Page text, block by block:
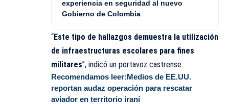
experiencia en seguridad al nuevo
Gobierno de Colombia
“Este tipo de hallazgos demuestra la utilización
de infraestructuras escolares para fines
militares”, indicó un portavoz castrense.
Recomendamos leer:Medios de EE.UU.
reportan audaz operación para rescatar
aviador en territorio iraní